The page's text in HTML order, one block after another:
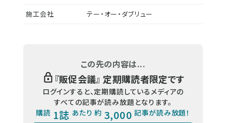
施工会社 テー・オー・ダブリュー
この先の内容は...
『販促会議』 定期購読者限定です
ログインすると、定期購読しているメディアの
すべての記事が読み放題となります。
購読 1誌 あたり 約 3,000 記事が読み放題！